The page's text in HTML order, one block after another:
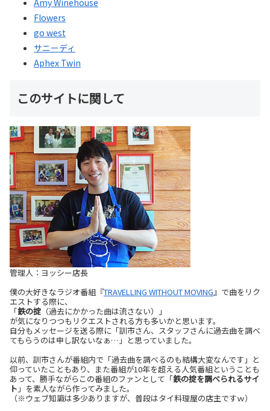
Flowers
go west
サニーディ
Aphex Twin
このサイトに関して
管理人：ヨッシー店長
僕の大好きなラジオ番組『TRAVELLING WITHOUT MOVING』で曲をリク
エストする際に、
「鉄の掟 （過去にかかった曲は流さない）」
が気になりつつもリクエストされる方も多いかと思います。
自分もメッセージを送る際に「訓市さん、スタッフさんに過去曲を調べ
てもらうのは申し訳ないなぁ…」と思っていました。
以前、訓市さんが番組内で「過去曲を調べるのも結構大変なんです」と
仰っていたこともあり、また番組が10年を超える人気番組ということも
あって、勝手ながらこの番組のファンとして「鉄の掟を調べられるサイ
ト 」を素人ながら作ってみました。
（※ウェブ知識は多少ありますが、普段はタイ料理屋の店主ですｗ）